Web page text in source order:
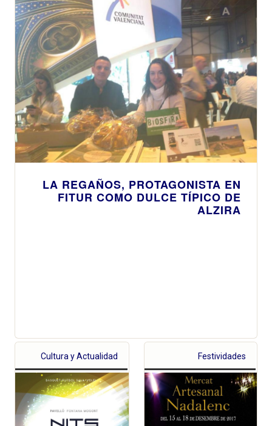
LA REGAÑOS, PROTAGONISTA EN
FITUR COMO DULCE TÍPICO DE
ALZIRA
Cultura y Actualidad Festividades